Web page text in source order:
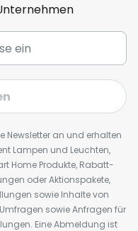
Newsletter an und erhalten
Lampen und Leuchten,
Home Produkte, Rabatt-
oder Aktionspakete,
sowie Inhalte von
sowie Anfragen für
Eine Abmeldung ist